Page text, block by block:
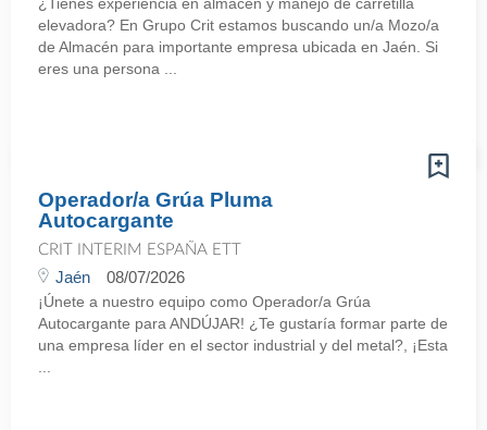
elevadora? En Grupo Crit estamos buscando un/a Mozo/a
de Almacén para importante empresa ubicada en Jaén. Si
eres una persona ...
Operador/a Grúa Pluma
Autocargante
CRIT INTERIM ESPAÑA ETT
Jaén 08/07/2026
¡Únete a nuestro equipo como Operador/a Grúa
Autocargante para ANDÚJAR! ¿Te gustaría formar parte de
una empresa líder en el sector industrial y del metal?, ¡Esta